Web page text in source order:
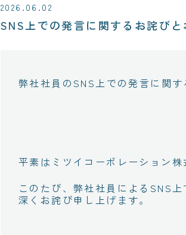
2026.06.02
SNS上での発言に関するお詫び
弊社社員のSNS上での発言に関
平素はミツイコーポレーション
このたび、弊社社員によるSNS
深くお詫び申し上げます。